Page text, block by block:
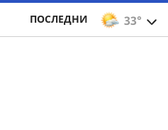
33°
ПОСЛЕДНИ